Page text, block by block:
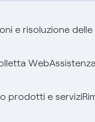
e risoluzione
Web
prodotti e servizi